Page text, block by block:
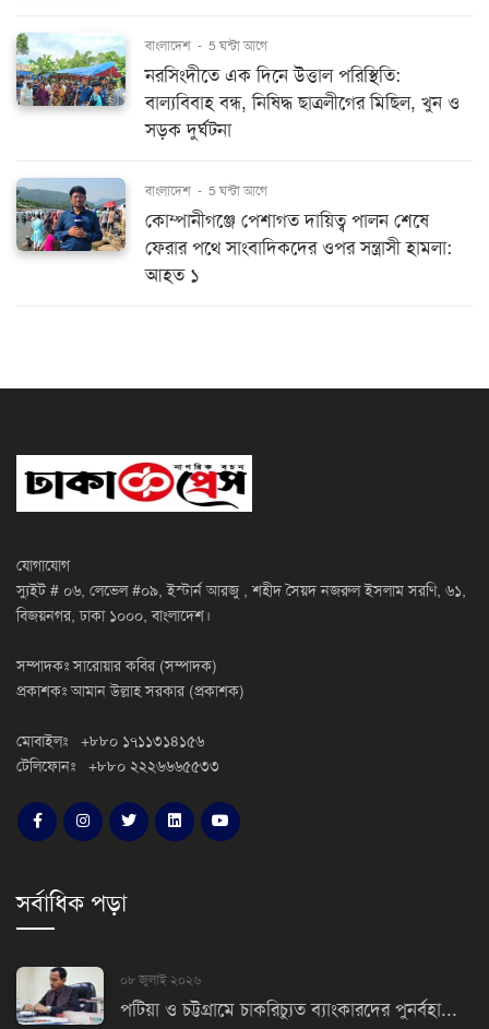
বাংলাদেশ - 5 ঘন্টা আগে
নরসিংদীতে এক দিনে উত্তাল পরিস্থিতি:
বাল্যবিবাহ বন্ধ, নিষিদ্ধ ছাত্রলীগের মিছিল, খুন ও
সড়ক দুর্ঘটনা
বাংলাদেশ - 5 ঘন্টা আগে
কোম্পানীগঞ্জে পেশাগত দায়িত্ব পালন শেষে
ফেরার পথে সাংবাদিকদের ওপর সন্ত্রাসী হামলা:
আহত ১
যোগাযোগ
স্যুইট # ০৬, লেভেল #০৯, ইস্টার্ন আরজু , শহীদ সৈয়দ নজরুল ইসলাম সরণি, ৬১,
বিজয়নগর, ঢাকা ১০০০, বাংলাদেশ।
সম্পাদকঃ সারোয়ার কবির (সম্পাদক)
প্রকাশকঃ আমান উল্লাহ সরকার (প্রকাশক)
মোবাইলঃ +৮৮০ ১৭১১৩১৪১৫৬
টেলিফোনঃ +৮৮০ ২২২৬৬৬৫৫৩৩
সর্বাধিক পড়া
০৮ জুলাই ২০২৬
পটিয়া ও চট্টগ্রামে চাকরিচ্যুত ব্যাংকারদের পুনর্বহা...